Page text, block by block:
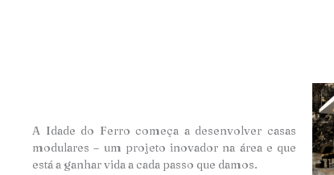
A Idade do Ferro começa a desenvolver casas
modulares – um projeto inovador na área e que
está a ganhar vida a cada passo que damos.